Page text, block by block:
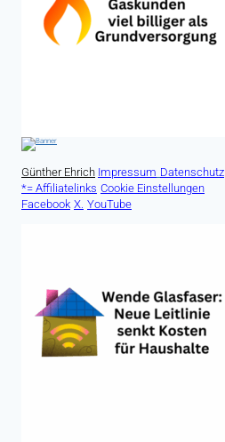
Günther Ehrich Impressum Datenschutz
*= Affiliatelinks Cookie Einstellungen
Facebook X. YouTube